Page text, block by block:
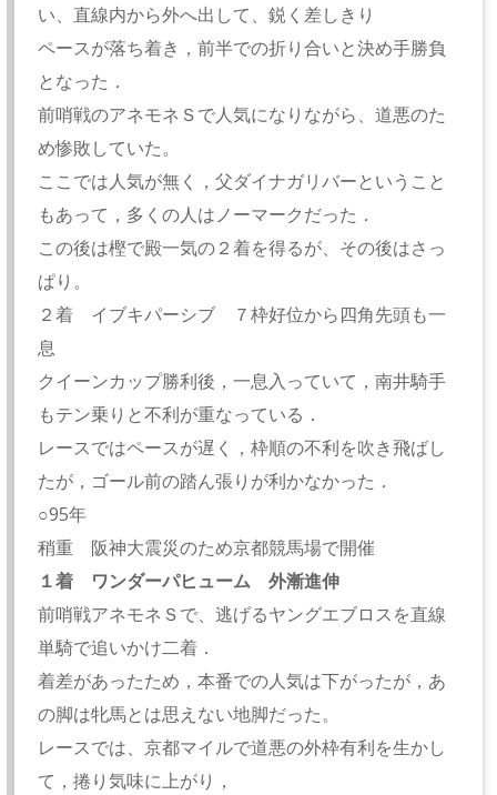
い、直線内から外へ出して、鋭く差しきり
ペースが落ち着き，前半での折り合いと決め手勝負
となった．
前哨戦のアネモネＳで人気になりながら、道悪のた
め惨敗していた。
ここでは人気が無く，父ダイナガリバーということ
もあって，多くの人はノーマークだった．
この後は樫で殿一気の２着を得るが、その後はさっ
ぱり。
２着 イブキパーシブ ７枠好位から四角先頭も一
息
クイーンカップ勝利後，一息入っていて，南井騎手
もテン乗りと不利が重なっている．
レースではペースが遅く，枠順の不利を吹き飛ばし
たが，ゴール前の踏ん張りが利かなかった．
○95年
稍重 阪神大震災のため京都競馬場で開催
１着 ワンダーパヒューム 外漸進伸
前哨戦アネモネＳで、逃げるヤングエブロスを直線
単騎で追いかけ二着．
着差があったため，本番での人気は下がったが，あ
の脚は牝馬とは思えない地脚だった。
レースでは、京都マイルで道悪の外枠有利を生かし
て，捲り気味に上がり，